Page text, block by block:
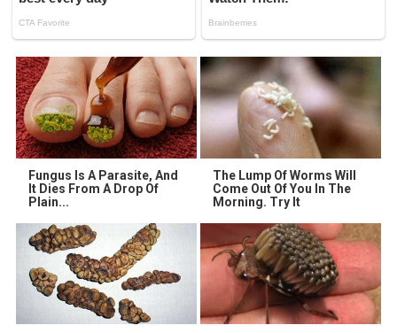
Fungus Is A Parasite, And
It Dies From A Drop Of
Plain...
The Lump Of Worms Will
Come Out Of You In The
Morning. Try It